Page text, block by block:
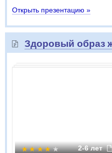
Открыть презентацию »
Здоровый образ
2-6 лет